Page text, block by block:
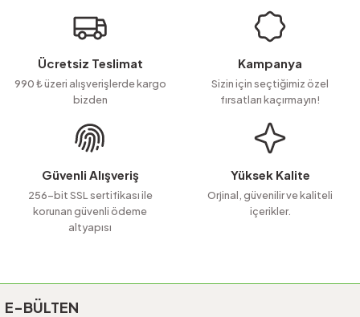
Görüş ve önerileriniz için teşekkür ederiz.
Ürün resmi kalitesiz, bozuk veya görüntülenemiyor.
Ürün açıklamasında eksik bilgiler bulunuyor.
Ürün bilgilerinde hatalar bulunuyor.
Ürün fiyatı diğer sitelerden daha pahalı.
Bu ürüne benzer farklı alternatifler olmalı.
Ücretsiz Teslimat
990 ₺ üzeri alışverişlerde kargo
bizden
Kampanya
Sizin için seçtiğimiz özel
fırsatları kaçırmayın!
Güvenli Alışveriş
256-bit SSL sertifikası ile
korunan güvenli ödeme
altyapısı
Yüksek Kalite
Orjinal, güvenilir ve kaliteli
içerikler.
E-BÜLTEN